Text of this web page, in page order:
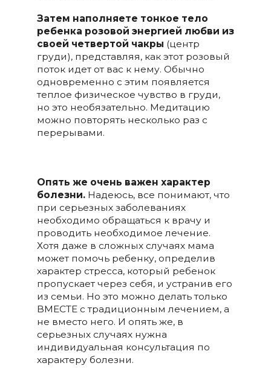
Затем наполняете тонкое тело
ребенка розовой энергией любви из
своей четвертой чакры (центр
груди), представляя, как этот розовый
поток идет от вас к нему. Обычно
одновременно с этим появляется
теплое физическое чувство в груди,
но это необязательно. Медитацию
можно повторять несколько раз с
перерывами.
Опять же очень важен характер
болезни.Надеюсь, все понимают, что
при серьезных заболеваниях
необходимо обращаться к врачу и
проводить необходимое лечение.
Хотя даже в сложных случаях мама
может помочь ребенку, определив
характер стресса, который ребенок
пропускает через себя, и устранив его
из семьи. Но это можно делать только
ВМЕСТЕ с традиционным лечением, а
не вместо него. И опять же, в
серьезных случаях нужна
индивидуальная консультация по
характеру болезни.